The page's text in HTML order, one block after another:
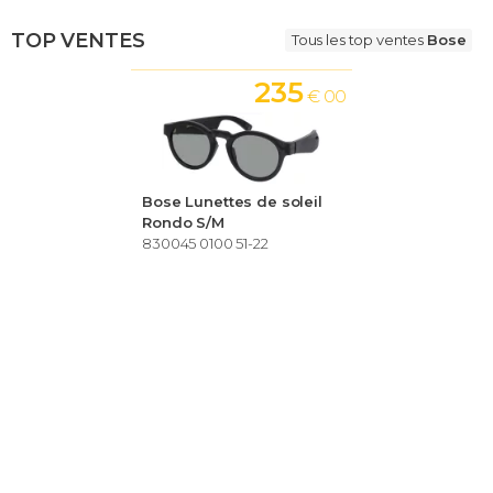
TOP VENTES Tous les top ventes Bose
Bose Lunettes de soleil
Rondo S/M
830045 0100 51-22
235 € 00